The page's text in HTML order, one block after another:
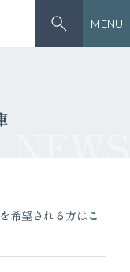
MENU
希望される方は こ